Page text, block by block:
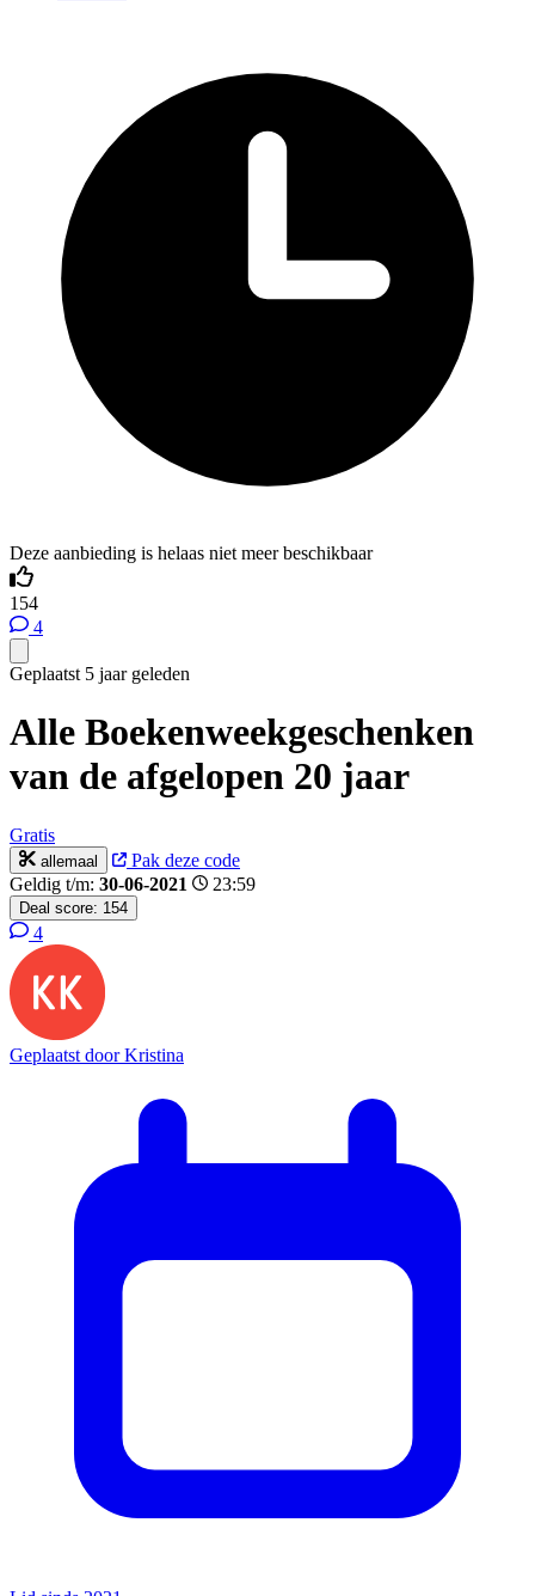
Deze aanbieding is helaas niet meer beschikbaar
154
4
Geplaatst 5 jaar geleden
Alle Boekenweekgeschenken
van de afgelopen 20 jaar
Gratis
allemaal
Pak deze code
Geldig t/m: 30-06-2021 23:59
Deal score: 154
4
Geplaatst doorKristina